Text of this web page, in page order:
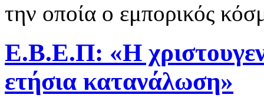
την οποία ο εμπορικός
Ε.Β.Ε.Π: «Η
ετήσια κατανάλωση»